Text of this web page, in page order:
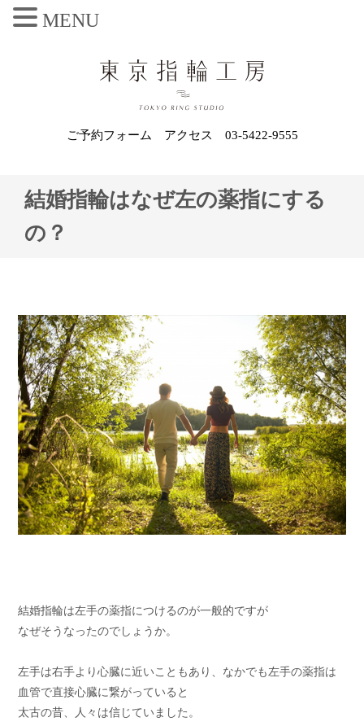
ご予約フォーム アクセス 03-5422-9555
結婚指輪はなぜ左の薬指にする
の？
結婚指輪は左手の薬指につけるのが一般的ですが
なぜそうなったのでしょうか。
左手は右手より心臓に近いこともあり、なかでも左手の薬指は
血管で直接心臓に繋がっていると
太古の昔、人々は信じていました。
MENU